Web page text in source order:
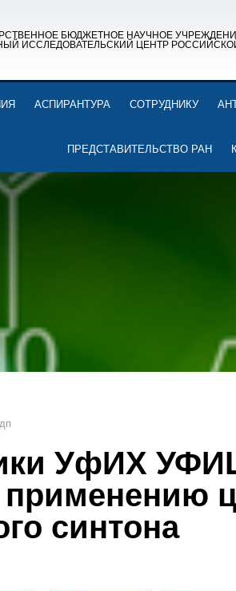
БЮДЖЕТНОЕ НАУЧНОЕ
ИССЛЕДОВАТЕЛЬСКИЙ ЦЕНТР
АСПИРАНТУРА СОТРУДНИКУ
ПРЕДСТАВИТЕЛЬСТВО РАН
УфИХ
синтона